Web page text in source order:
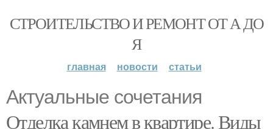
СТРОИТЕЛЬСТВО И РЕМОНТ ОТ А ДО
Я
главная новости статьи
Актуальные сочетания
Отделка камнем в квартире. Виды